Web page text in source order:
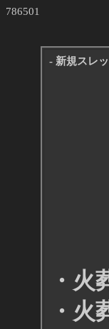
786501
- 新規スレ
・
・